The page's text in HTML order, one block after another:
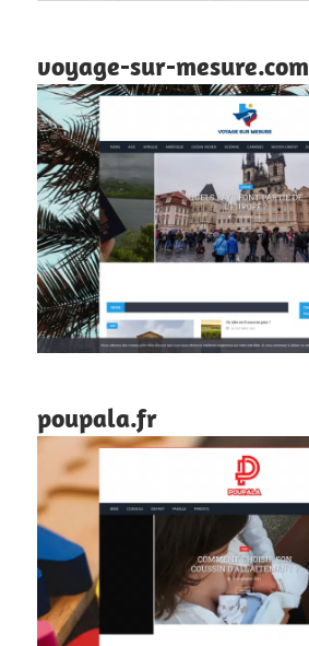
voyage-sur-mesure.com
poupala.fr